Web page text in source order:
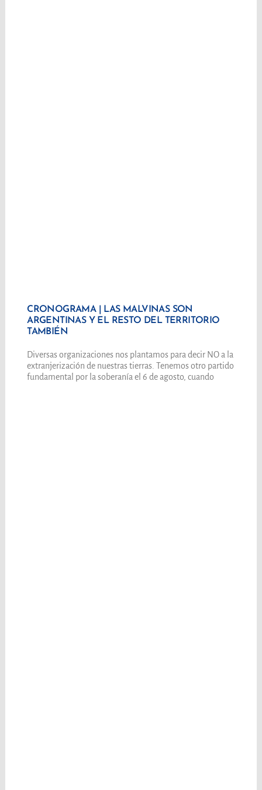
CRONOGRAMA | LAS MALVINAS SON
ARGENTINAS Y EL RESTO DEL TERRITORIO
TAMBIÉN
Diversas organizaciones nos plantamos para decir NO a la
extranjerización de nuestras tierras. Tenemos otro partido
fundamental por la soberanía el 6 de agosto, cuando